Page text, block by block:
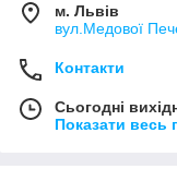
м. Львів
вул.Медової
Контакти
Сьогодні
Показати весь